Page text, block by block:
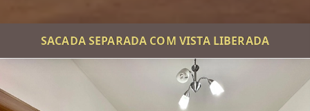
SACADA SEPARADA COM VISTA LIBERADA